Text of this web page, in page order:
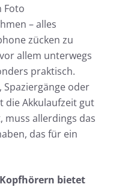
Foto
– alles
zücken zu
allem unterwegs
praktisch.
oder
die Akkulaufzeit gut
muss allerdings das
das für ein
bietet